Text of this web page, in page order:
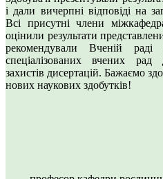
і дали вичерпні відповіді на
Всі присутні члени
оцінили результати
рекомендували Вченій раді
спеціалізованих вчених
захистів дисертацій. Бажаємо
нових наукових здобутків!